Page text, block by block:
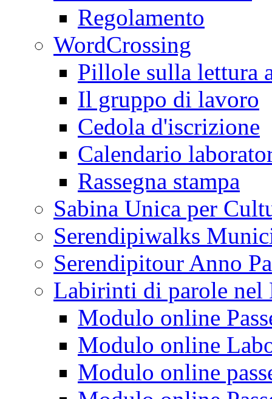
Regolamento
WordCrossing
Pillole sulla lettura
Il gruppo di lavoro
Cedola d'iscrizione
Calendario
Rassegna stampa
Sabina Unica per
Serendipiwalks
Serendipitour Anno
Labirinti di parole
Modulo online
Modulo online
Modulo online